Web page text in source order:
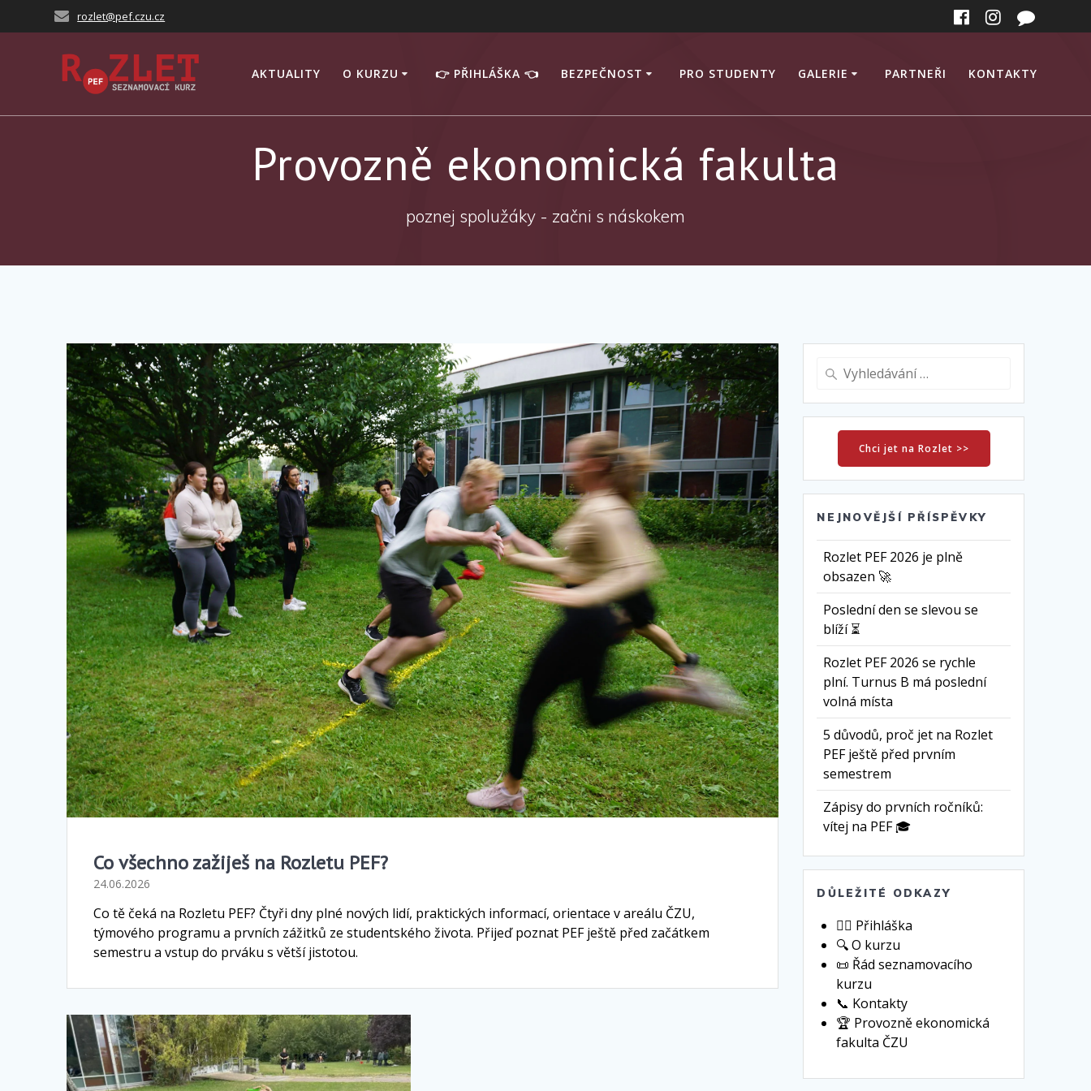
Přeskočit
na
rozlet@pef.czu.cz
AKTUALITY O KURZU 👉 PŘIHLÁŠKA 👈 BEZPEČNOST PRO STUDENTY GALERIE PARTNEŘI KONTAKTY
Provozně ekonomická fakulta
poznej spolužáky - začni s náskokem
Co všechno zažiješ na Rozletu PEF?
24.06.2026
Co tě čeká na Rozletu PEF? Čtyři dny plné nových lidí, praktických informací, orientace v areálu ČZU,
týmového programu a prvních zážitků ze studentského života. Přijeď poznat PEF ještě před začátkem
semestru a vstup do prváku s větší jistotou.
Vyhledat:
Chci jet na Rozlet >>
NEJNOVĚJŠÍ PŘÍSPĚVKY
Rozlet PEF 2026 je plně
obsazen 🚀
Poslední den se slevou se
blíží ⏳
Rozlet PEF 2026 se rychle
plní. Turnus B má poslední
volná místa
5 důvodů, proč jet na Rozlet
PEF ještě před prvním
semestrem
Zápisy do prvních ročníků:
vítej na PEF 🎓
DŮLEŽITÉ ODKAZY
🙋‍♀️ Přihláška
🔍 O kurzu
📜 Řád seznamovacího
kurzu
📞 Kontakty
🏆 Provozně ekonomická
fakulta ČZU